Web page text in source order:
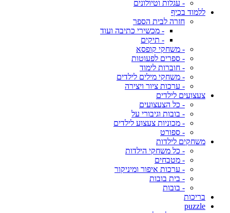
- עגלות וטיולונים
ללמוד בכיף
חזרה לבית הספר
- מכשירי כתיבה ועוד
- תיקים
- משחקי קופסא
- ספרים לפעוטות
- חוברות לימוד
- משחקי מילים לילדים
- ערכות ציור ויצירה
צעצועים לילדים
- כל הצעצועים
- בובות וגיבורי על
- מכוניות צעצוע לילדים
- ספורט
משחקים לילדות
- כל משחקי הילדות
- מטבחים
- ערכות איפור ומיניקור
- בית בובות
- בובות
בריכות
puzzle